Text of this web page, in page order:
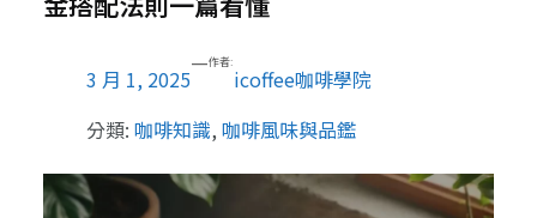
3 月 1, 2025
—作者:
icoffee咖啡學院
分類: 咖啡知識, 咖啡風味與品鑑